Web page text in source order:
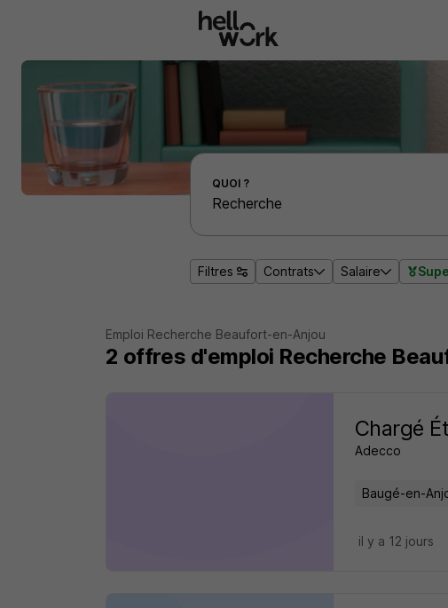
Effectuer une recherche d'emploi par localité
QUOI ?
Filtres Contrats Salaire
Emploi Recherche Beaufort-en-Anjou
2 offres d'emploi Recherche
Chargé
Adecco
Baugé-en-
il y a 12 jours